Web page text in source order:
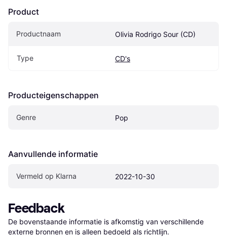
Product
Productnaam Olivia Rodrigo Sour (CD)
Type CD's
Producteigenschappen
Genre Pop
Aanvullende informatie
Vermeld op Klarna 2022-10-30
Feedback
De bovenstaande informatie is afkomstig van verschillende
externe bronnen en is alleen bedoeld als richtlijn.